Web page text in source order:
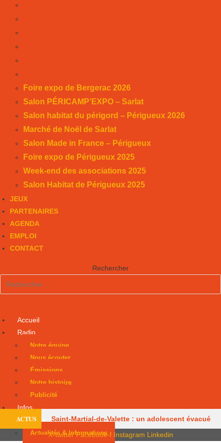
Foire expo de Bergerac 2026
Salon PÉRICAMP’EXPO – Sarlat
Salon habitat du périgord – Périgueux 2026
Marché de Noël de Sarlat
Salon Made in France – Périgueux
Foire expo de Périgueux 2025
Week-end des associations 2025
Salon Habitat de Périgueux 2025
JEUX
PARTENAIRES
AGENDA
EMPLOI
CONTACT
Rechercher
Accueil
Radio
Notre équipe
Nous écouter
Émissions
Notre histoire
Publicité
Infos
Podcasts
Actualités & Informations
ACTUS Saint-Martial-de-Valette : un adolescent évacué
par hélicoptère Le centre équestre de Trélissac
X-twitter Facebook-f Instagram Linkedin